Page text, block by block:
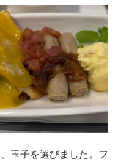
玉子を選びました。フ